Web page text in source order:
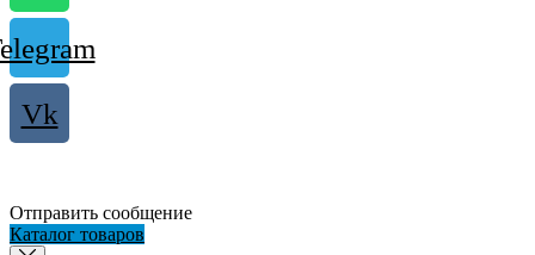
Vk
Отправить сообщение
Каталог товаров